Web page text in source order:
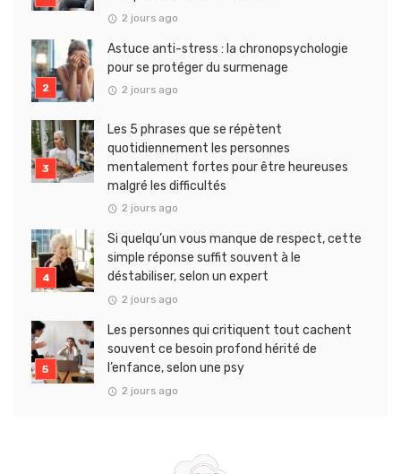
2 jours ago
Astuce anti-stress : la chronopsychologie
pour se protéger du surmenage
2 jours ago
Les 5 phrases que se répètent
quotidiennement les personnes
mentalement fortes pour être heureuses
malgré les difficultés
2 jours ago
Si quelqu’un vous manque de respect, cette
simple réponse suffit souvent à le
déstabiliser, selon un expert
2 jours ago
Les personnes qui critiquent tout cachent
souvent ce besoin profond hérité de
l’enfance, selon une psy
2 jours ago